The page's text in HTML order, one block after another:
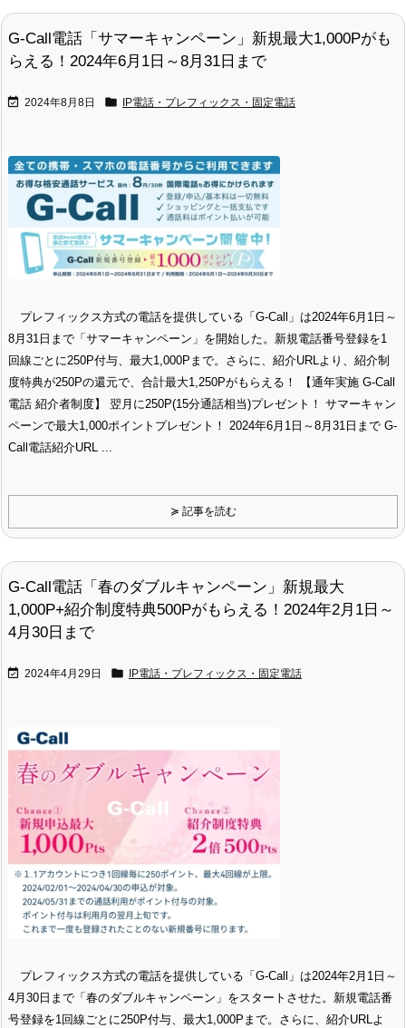
G-Call電話「サマーキャンペーン」新規最大1,000Pがも
らえる！2024年6月1日～8月31日まで
 2024年8月8日  IP電話・プレフィックス・固定電話
プレフィックス方式の電話を提供している「G-Call」は2024年6月1日～
8月31日まで「サマーキャンペーン」を開始した。新規電話番号登録を1
回線ごとに250P付与、最大1,000Pまで。さらに、紹介URLより、紹介制
度特典が250Pの還元で、合計最大1,250Pがもらえる！ 【通年実施 G-Call
電話 紹介者制度】 翌月に250P(15分通話相当)プレゼント！ サマーキャン
ペーンで最大1,000ポイントプレゼント！ 2024年6月1日～8月31日まで G-
Call電話紹介URL ...
≽ 記事を読む
G-Call電話「春のダブルキャンペーン」新規最大
1,000P+紹介制度特典500Pがもらえる！2024年2月1日～
4月30日まで
 2024年4月29日  IP電話・プレフィックス・固定電話
プレフィックス方式の電話を提供している「G-Call」は2024年2月1日～
4月30日まで「春のダブルキャンペーン」をスタートさせた。新規電話番
号登録を1回線ごとに250P付与、最大1,000Pまで。さらに、紹介URLよ